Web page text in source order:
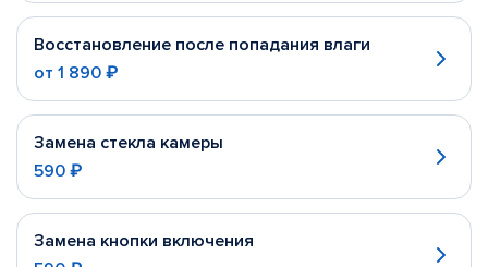
Восстановление после попадания влаги
от 1 890 ₽
Замена стекла камеры
590 ₽
Замена кнопки включения